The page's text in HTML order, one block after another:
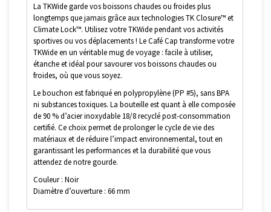
La TKWide garde vos boissons chaudes ou froides plus
longtemps que jamais grâce aux technologies TK Closure™ et
Climate Lock™. Utilisez votre TKWide pendant vos activités
sportives ou vos déplacements ! Le Café Cap transforme votre
TKWide en un véritable mug de voyage : facile à utiliser,
étanche et idéal pour savourer vos boissons chaudes ou
froides, où que vous soyez.
Le bouchon est fabriqué en polypropylène (PP #5), sans BPA
ni substances toxiques. La bouteille est quant à elle composée
de 90 % d’acier inoxydable 18/8 recyclé post-consommation
certifié. Ce choix permet de prolonger le cycle de vie des
matériaux et de réduire l’impact environnemental, tout en
garantissant les performances et la durabilité que vous
attendez de notre gourde.
Couleur : Noir
Diamètre d’ouverture : 66 mm